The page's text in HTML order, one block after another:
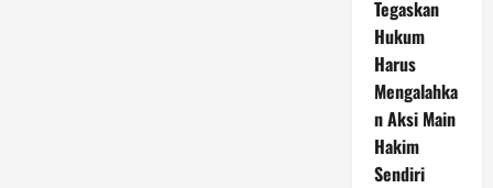
Tegaskan
Hukum
Harus
Mengalahka
n Aksi Main
Hakim
Sendiri